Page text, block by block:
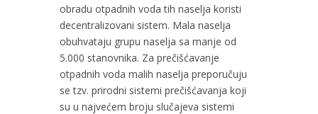
obradu otpadnih voda tih naselja koristi
decentralizovani sistem. Mala naselja
obuhvataju grupu naselja sa manje od
5.000 stanovnika. Za prečišćavanje
otpadnih voda malih naselja preporučuju
se tzv. prirodni sistemi prečišćavanja koji
su u najvećem broju slučajeva sistemi